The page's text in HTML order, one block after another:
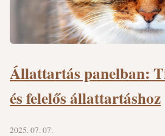
Állattartás panelban:
és felelős állattartáshoz
2025. 07. 07.